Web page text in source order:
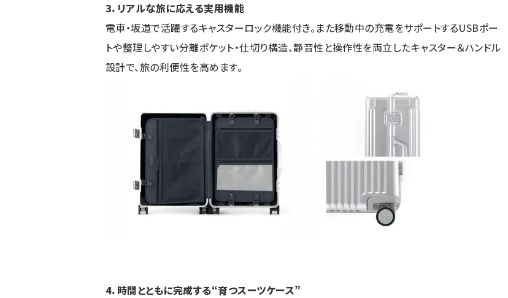
3．リアルな旅に応える実用機能
電車・坂道で活躍するキャスターロック機能付き。また移動中の充電をサポートするUSBポー
トや整理しやすい分離ポケット・仕切り構造、静音性と操作性を両立したキャスター＆ハンドル
設計で、旅の利便性を高めます。
4．時間とともに完成する“育つスーツケース”